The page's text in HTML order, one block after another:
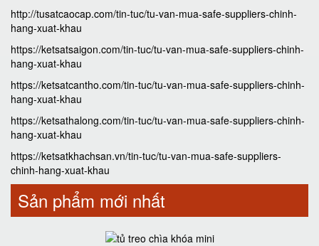
http://tusatcaocap.com/tin-tuc/tu-van-mua-safe-suppliers-chinh-
hang-xuat-khau
https://ketsatsaigon.com/tin-tuc/tu-van-mua-safe-suppliers-chinh-
hang-xuat-khau
https://ketsatcantho.com/tin-tuc/tu-van-mua-safe-suppliers-chinh-
hang-xuat-khau
https://ketsathalong.com/tin-tuc/tu-van-mua-safe-suppliers-chinh-
hang-xuat-khau
https://ketsatkhachsan.vn/tin-tuc/tu-van-mua-safe-suppliers-
chinh-hang-xuat-khau
Sản phẩm mới nhất